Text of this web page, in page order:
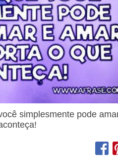
simplesmente pode